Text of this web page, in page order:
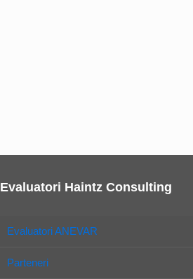
Evaluatori Haintz Consulting
Evaluatori ANEVAR
Parteneri